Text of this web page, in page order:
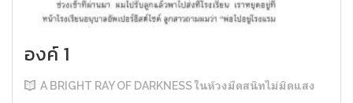
องค์ 1
A BRIGHT RAY OF DARKNESS ในห้วงมืดสนิทไม่มิดแสง